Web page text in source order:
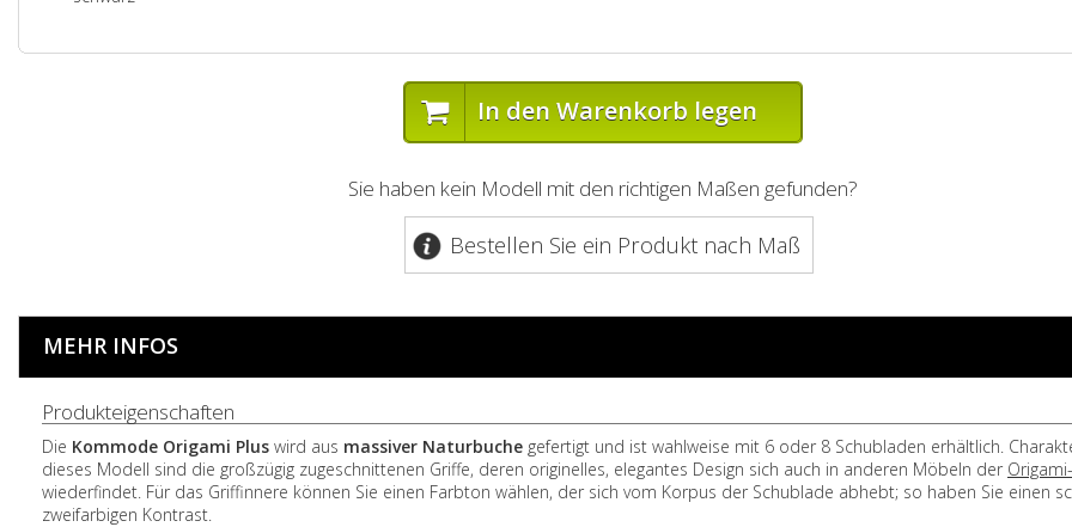
In den Warenkorb legen
Sie haben kein Modell mit den richtigen Maßen gefunden?
Bestellen Sie ein Produkt nach Maß
MEHR INFOS
Produkteigenschaften
Die Kommode Origami Plus wird aus massiver Naturbuche gefertigt und ist wahlweise mit 6 oder 8 Schubladen erhältlich.
dieses Modell sind die großzügig zugeschnittenen Griffe, deren originelles, elegantes Design sich auch in anderen Möbeln der
wiederfindet. Für das Griffinnere können Sie einen Farbton wählen, der sich vom Korpus der Schublade abhebt; so haben Sie einen
zweifarbigen Kontrast.